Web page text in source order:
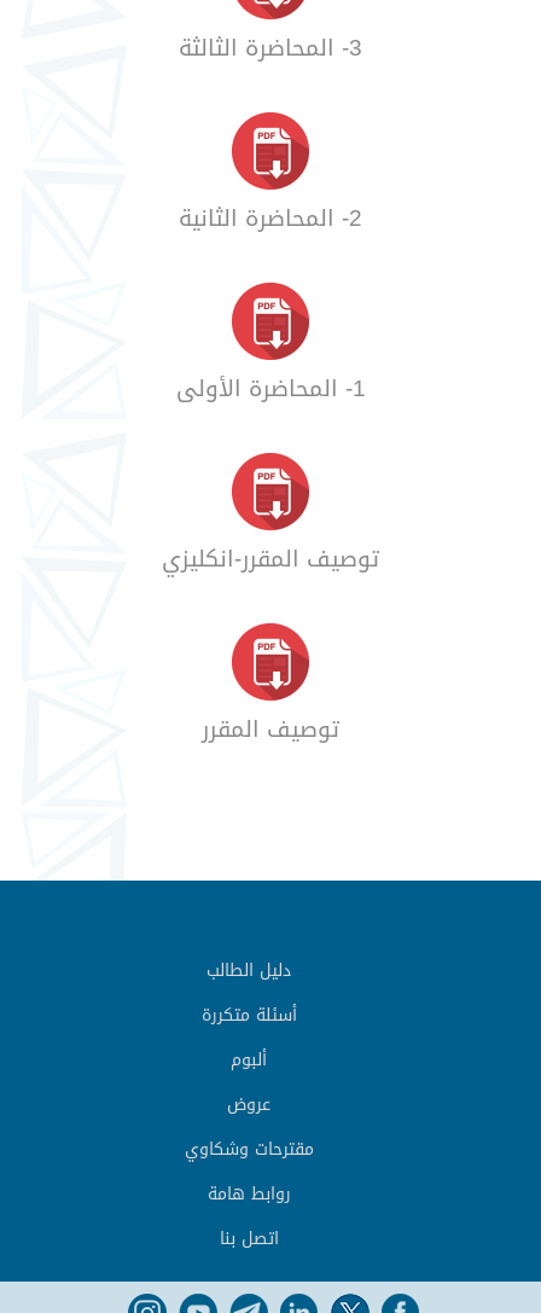
3- المحاضرة الثالثة
2- المحاضرة الثانية
1- المحاضرة الأولى
توصيف المقرر-انكليزي
توصيف المقرر
دليل الطالب
أسئلة متكررة
ألبوم
عروض
مقترحات وشكاوي
روابط هامة
اتصل بنا